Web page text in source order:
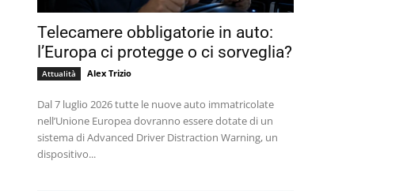
Telecamere obbligatorie in auto:
l’Europa ci protegge o ci sorveglia?
Attualità Alex Trizio
Dal 7 luglio 2026 tutte le nuove auto immatricolate
nell’Unione Europea dovranno essere dotate di un
sistema di Advanced Driver Distraction Warning, un
dispositivo...